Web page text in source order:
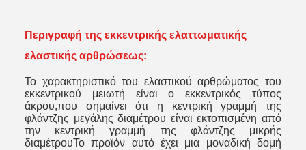
Περιγραφή της εκκεντρικής ελαττωματικής
ελαστικής αρθρώσεως:
Το χαρακτηριστικό του ελαστικού αρθρώματος του
εκκεντρικού μειωτή είναι ο εκκεντρικός τύπος
άκρου,που σημαίνει ότι η κεντρική γραμμή της
φλάντζης μεγάλης διαμέτρου είναι εκτοπισμένη από
την κεντρική γραμμή της φλάντζης μικρής
διαμέτρουΤο προϊόν αυτό έχει μια μοναδική δομή